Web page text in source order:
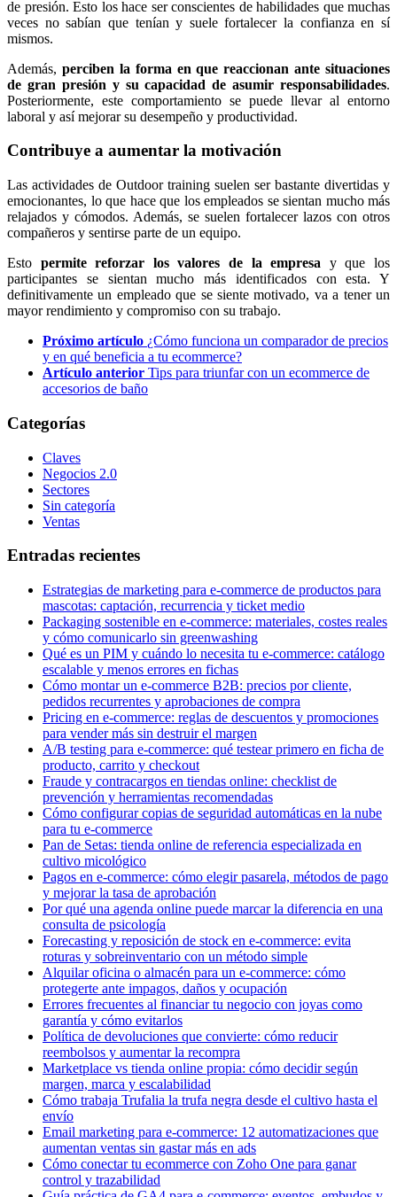
de presión. Esto los hace ser conscientes de habilidades que muchas
veces no sabían que tenían y suele fortalecer la confianza en sí
mismos.
Además, perciben la forma en que reaccionan ante situaciones
de gran presión y su capacidad de asumir responsabilidades.
Posteriormente, este comportamiento se puede llevar al entorno
laboral y así mejorar su desempeño y productividad.
Contribuye a aumentar la motivación
Las actividades de Outdoor training suelen ser bastante divertidas y
emocionantes, lo que hace que los empleados se sientan mucho más
relajados y cómodos. Además, se suelen fortalecer lazos con otros
compañeros y sentirse parte de un equipo.
Esto permite reforzar los valores de la empresa y que los
participantes se sientan mucho más identificados con esta. Y
definitivamente un empleado que se siente motivado, va a tener un
mayor rendimiento y compromiso con su trabajo.
Próximo artículo ¿Cómo funciona un comparador de precios
y en qué beneficia a tu ecommerce?
Artículo anterior Tips para triunfar con un ecommerce de
accesorios de baño
Categorías
Claves
Negocios 2.0
Sectores
Sin categoría
Ventas
Entradas recientes
Estrategias de marketing para e-commerce de productos para
mascotas: captación, recurrencia y ticket medio
Packaging sostenible en e-commerce: materiales, costes reales
y cómo comunicarlo sin greenwashing
Qué es un PIM y cuándo lo necesita tu e-commerce: catálogo
escalable y menos errores en fichas
Cómo montar un e-commerce B2B: precios por cliente,
pedidos recurrentes y aprobaciones de compra
Pricing en e-commerce: reglas de descuentos y promociones
para vender más sin destruir el margen
A/B testing para e-commerce: qué testear primero en ficha de
producto, carrito y checkout
Fraude y contracargos en tiendas online: checklist de
prevención y herramientas recomendadas
Cómo configurar copias de seguridad automáticas en la nube
para tu e‑commerce
Pan de Setas: tienda online de referencia especializada en
cultivo micológico
Pagos en e-commerce: cómo elegir pasarela, métodos de pago
y mejorar la tasa de aprobación
Por qué una agenda online puede marcar la diferencia en una
consulta de psicología
Forecasting y reposición de stock en e-commerce: evita
roturas y sobreinventario con un método simple
Alquilar oficina o almacén para un e-commerce: cómo
protegerte ante impagos, daños y ocupación
Errores frecuentes al financiar tu negocio con joyas como
garantía y cómo evitarlos
Política de devoluciones que convierte: cómo reducir
reembolsos y aumentar la recompra
Marketplace vs tienda online propia: cómo decidir según
margen, marca y escalabilidad
Cómo trabaja Trufalia la trufa negra desde el cultivo hasta el
envío
Email marketing para e-commerce: 12 automatizaciones que
aumentan ventas sin gastar más en ads
Cómo conectar tu ecommerce con Zoho One para ganar
control y trazabilidad